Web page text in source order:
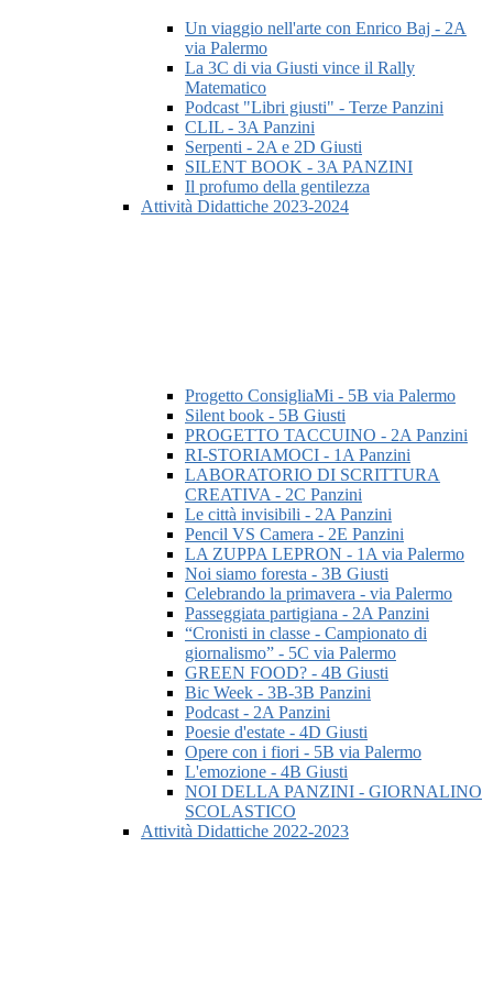
Un viaggio nell'arte con Enrico Baj - 2A
via Palermo
La 3C di via Giusti vince il Rally
Matematico
Podcast "Libri giusti" - Terze Panzini
CLIL - 3A Panzini
Serpenti - 2A e 2D Giusti
SILENT BOOK - 3A PANZINI
Il profumo della gentilezza
Attività Didattiche 2023-2024
Progetto ConsigliaMi - 5B via Palermo
Silent book - 5B Giusti
PROGETTO TACCUINO - 2A Panzini
RI-STORIAMOCI - 1A Panzini
LABORATORIO DI SCRITTURA
CREATIVA - 2C Panzini
Le città invisibili - 2A Panzini
Pencil VS Camera - 2E Panzini
LA ZUPPA LEPRON - 1A via Palermo
Noi siamo foresta - 3B Giusti
Celebrando la primavera - via Palermo
Passeggiata partigiana - 2A Panzini
“Cronisti in classe - Campionato di
giornalismo” - 5C via Palermo
GREEN FOOD? - 4B Giusti
Bic Week - 3B-3B Panzini
Podcast - 2A Panzini
Poesie d'estate - 4D Giusti
Opere con i fiori - 5B via Palermo
L'emozione - 4B Giusti
NOI DELLA PANZINI - GIORNALINO
SCOLASTICO
Attività Didattiche 2022-2023